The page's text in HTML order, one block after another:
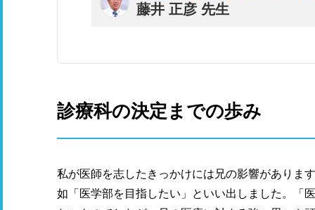
藤井 正彦 先生
診療科の決定までの歩み
私が医師を志したきっかけには兄の影響がありま
如「医学部を目指したい」といい出しました。「